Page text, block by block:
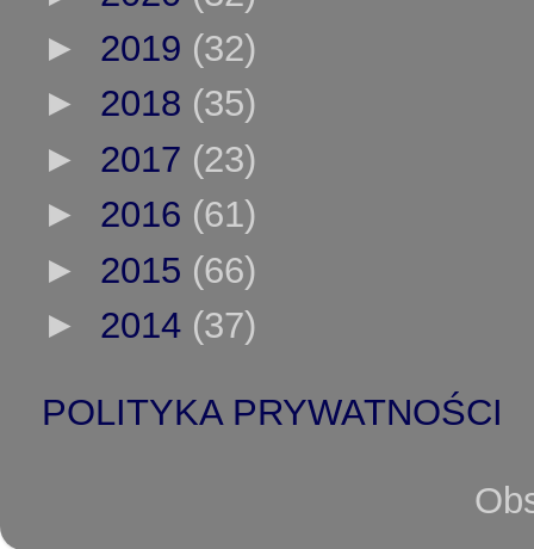
► 2019 (32)
► 2018 (35)
► 2017 (23)
► 2016 (61)
► 2015 (66)
► 2014 (37)
POLITYKA PRYWATNOŚCI